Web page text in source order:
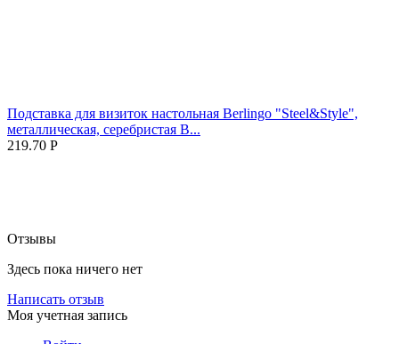
Подставка для визиток настольная Berlingo "Steel&Style",
металлическая, серебристая B...
219.70 Р
Отзывы
Здесь пока ничего нет
Написать отзыв
Моя учетная запись